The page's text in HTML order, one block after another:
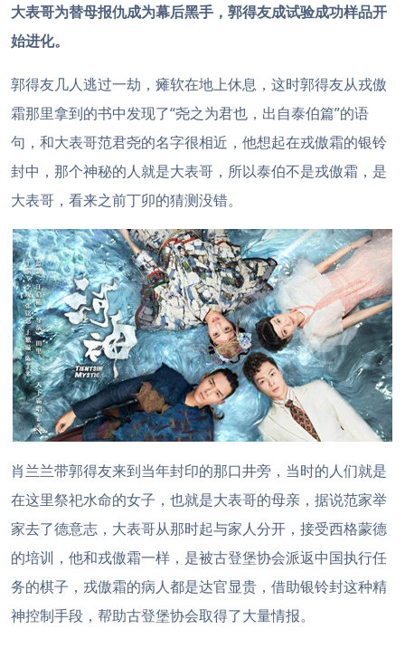
大表哥为替母报仇成为幕后黑手，郭得友成试验成功样品开
始进化。
郭得友几人逃过一劫，瘫软在地上休息，这时郭得友从戎傲
霜那里拿到的书中发现了“尧之为君也，出自泰伯篇”的语
句，和大表哥范君尧的名字很相近，他想起在戎傲霜的银铃
封中，那个神秘的人就是大表哥，所以泰伯不是戎傲霜，是
大表哥，看来之前丁卯的猜测没错。
肖兰兰带郭得友来到当年封印的那口井旁，当时的人们就是
在这里祭祀水命的女子，也就是大表哥的母亲，据说范家举
家去了德意志，大表哥从那时起与家人分开，接受西格蒙德
的培训，他和戎傲霜一样，是被古登堡协会派返中国执行任
务的棋子，戎傲霜的病人都是达官显贵，借助银铃封这种精
神控制手段，帮助古登堡协会取得了大量情报。